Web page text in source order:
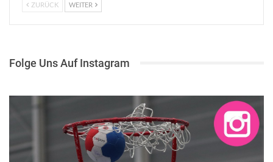
ZURÜCK WEITER
Folge Uns Auf Instagram